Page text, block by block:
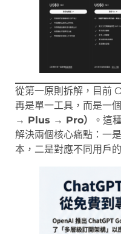
從第一原則拆解，目前
再是單一工具，而是一個
→ Plus → Pro）
。這
解決兩個核心痛點：一
本，二是對應不同用戶的